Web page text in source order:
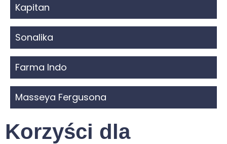
Kapitan
Sonalika
Farma Indo
Masseya Fergusona
Korzyści dla